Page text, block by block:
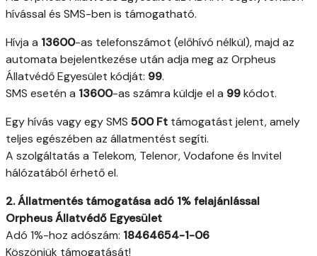
hívással és SMS-ben is támogatható.
Hívja a 13600-as telefonszámot (előhívó nélkül), majd az
automata bejelentkezése után adja meg az Orpheus
Állatvédő Egyesület kódját: 99.
SMS esetén a 13600-as számra küldje el a 99kódot.
Egy hívás vagy egy SMS 500 Ft támogatást jelent, amely
teljes egészében az állatmentést segíti.
A szolgáltatás a Telekom, Telenor, Vodafone és Invitel
hálózatából érhető el.
2. Állatmentés támogatása adó 1% felajánlással
Orpheus Állatvédő Egyesület
Adó 1%-hoz adószám: 18464654-1-06
Köszönjük támogatását!